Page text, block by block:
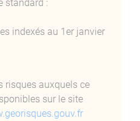
standard :
indexés au 1er janvier
risques auxquels ce
sur le site